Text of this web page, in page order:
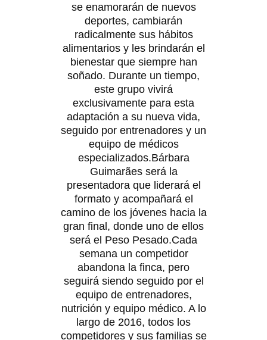
se enamorarán de nuevos
deportes, cambiarán
radicalmente sus hábitos
alimentarios y les brindarán el
bienestar que siempre han
soñado. Durante un tiempo,
este grupo vivirá
exclusivamente para esta
adaptación a su nueva vida,
seguido por entrenadores y un
equipo de médicos
especializados.Bárbara
Guimarães será la
presentadora que liderará el
formato y acompañará el
camino de los jóvenes hacia la
gran final, donde uno de ellos
será el Peso Pesado.Cada
semana un competidor
abandona la finca, pero
seguirá siendo seguido por el
equipo de entrenadores,
nutrición y equipo médico. A lo
largo de 2016, todos los
competidores y sus familias se